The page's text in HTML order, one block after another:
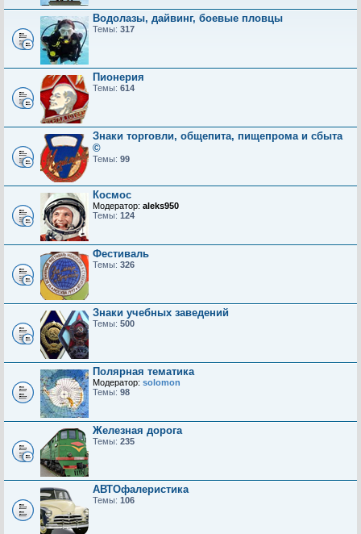
Водолазы, дайвинг, боевые пловцы
Темы: 317
Пионерия
Темы: 614
Знаки торговли, общепита, пищепрома и сбыта
©
Темы: 99
Космос
Модератор: aleks950
Темы: 124
Фестиваль
Темы: 326
Знаки учебных заведений
Темы: 500
Полярная тематика
Модератор: solomon
Темы: 98
Железная дорога
Темы: 235
АВТОфалеристика
Темы: 106